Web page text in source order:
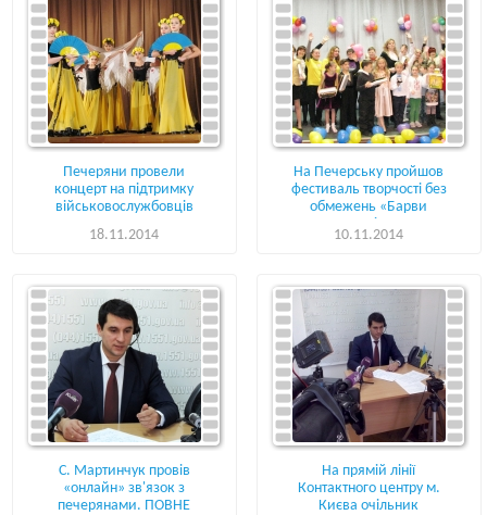
Печеряни провели
концерт на підтримку
військовослужбовців
18.11.2014
На Печерську пройшов
фестиваль творчості без
обмежень «Барви
10.11.2014
С. Мартинчук провів
«онлайн» зв'язок з
печерянами. ПОВНЕ
На прямій лінії
Контактного центру м.
Києва очільник